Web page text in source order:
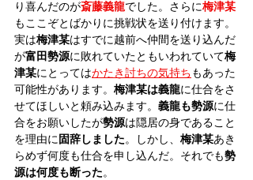
り喜んだのが斎藤義龍でした。さらに梅津某
もここぞとばかりに挑戦状を送り付けます。
実は梅津某はすでに越前へ仲間を送り込んだ
が富田勢源に敗れていたともいわれていて梅
津某にとってはかたき討ちの気持ちもあった
可能性があります。 梅津某は義龍に仕合をさ
せてほしいと頼み込みます。 義龍も勢源に仕
合をお願いしたが勢源は隠居の身であること
を理由に 固辞しました。しかし、 梅津某あき
らめず何度も仕合を申し込んだ。それでも勢
源は何度も断った。